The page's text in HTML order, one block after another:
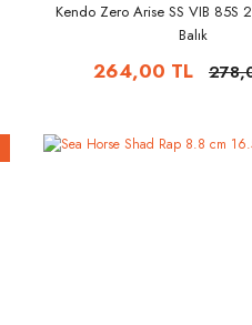
Kendo Zero Arise SS VIB 85S
Balık
264,00 TL